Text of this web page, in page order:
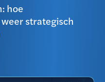
hoe
strategisch